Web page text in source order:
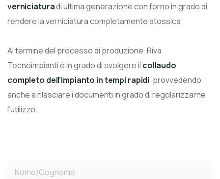
verniciaturadi ultima generazione con forno in grado di
rendere la verniciatura completamente atossica.
Al termine del processo di produzione, Riva
Tecnoimpianti è in grado di svolgere il collaudo
completo dell’impianto in tempi rapidi, provvedendo
anche a rilasciare i documenti in grado di regolarizzarne
l’utilizzo.